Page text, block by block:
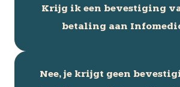
Krijg ik een bevestiging
betaling aan
Nee, je krijgt geen